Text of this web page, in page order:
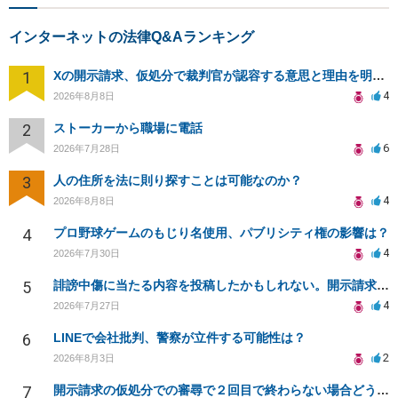
インターネットの法律Q&Aランキング
1 Xの開示請求、仮処分で裁判官が認容する意思と理由を明確化しても、相手側は争って引き延ばしますか
2026年8月8日 4
2 ストーカーから職場に電話
2026年7月28日 6
3 人の住所を法に則り探すことは可能なのか？
2026年8月8日 4
4 プロ野球ゲームのもじり名使用、パブリシティ権の影響は？
2026年7月30日 4
5 誹謗中傷に当たる内容を投稿したかもしれない。開示請求や民事刑事裁判に発展しうるのか教えて欲しい。
2026年7月27日 4
6 LINEで会社批判、警察が立件する可能性は？
2026年8月3日 2
7 開示請求の仮処分での審尋で２回目で終わらない場合どうしたらいいですか